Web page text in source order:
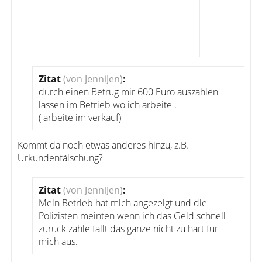
Zitat(von JenniJen):
durch einen Betrug mir 600 Euro auszahlen
lassen im Betrieb wo ich arbeite .
( arbeite im verkauf)
Kommt da noch etwas anderes hinzu, z.B.
Urkundenfälschung?
Zitat(von JenniJen):
Mein Betrieb hat mich angezeigt und die
Polizisten meinten wenn ich das Geld schnell
zurück zahle fällt das ganze nicht zu hart für
mich aus.